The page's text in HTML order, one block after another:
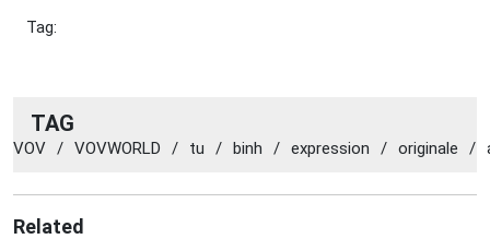
Tag:
TAG
VOV / VOVWORLD / tu / binh / expression / originale /
Related